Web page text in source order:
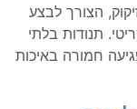
הצורך לבצע
תנודות בלתי
חמורה באיכות